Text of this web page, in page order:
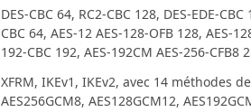
DES-CBC 64, RC2-CBC 128, DES-EDE-
CBC 64, AES-12 AES-128-OFB 128, AES-
192-CBC 192, AES-192CM AES-256-CFB8
XFRM, IKEv1, IKEv2, avec 14 méthodes
AES256GCM8, AES128GCM12,